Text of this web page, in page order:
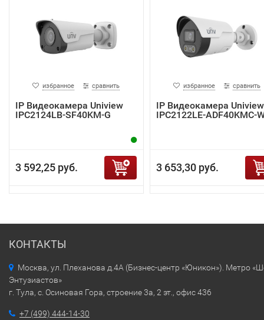
избранное сравнить
IP Видеокамера Uniview
IPC2124LB-SF40KM-G
3 592,25 руб.
избранное сравнить
IP Видеокамера Uniview
IPC2122LE-ADF40KMC-
3 653,30 руб.
КОНТАКТЫ
Москва, ул. Плеханова д.4А (Бизнес-центр «Юникон»). Метро
Энтузиастов»
г. Тула, с. Осиновая Гора, строение 3а, 2 эт., офис 436
+7 (499) 444-14-30